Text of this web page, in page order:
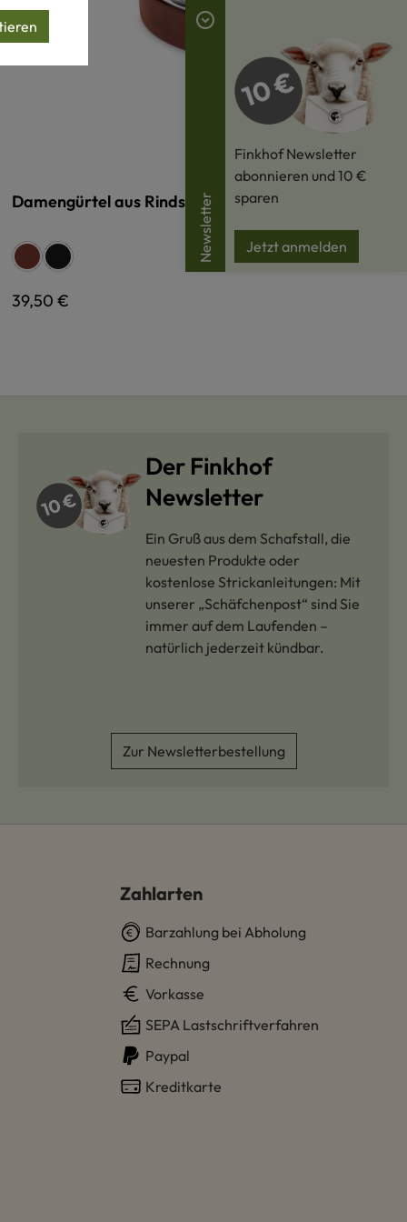
Damengürtel aus Rindsleder
Farbeauswählen
antikbraun
schwarz
Regulärer Preis:
39,50 €
Der Finkhof
Newsletter
Ein Gruß aus dem Schafstall, die
neuesten Produkte oder
kostenlose Strickanleitungen: Mit
unserer „Schäfchenpost“ sind Sie
immer auf dem Laufenden –
natürlich jederzeit kündbar.
Zur Newsletterbestellung
Zahlarten
Barzahlung bei Abholung
Rechnung
Vorkasse
SEPA Lastschriftverfahren
Paypal
Kreditkarte
Newsletter
Finkhof Newsletter
abonnieren und 10 €
sparen
Jetzt anmelden